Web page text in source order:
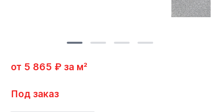
от 5 865 ₽ за м²
Под заказ